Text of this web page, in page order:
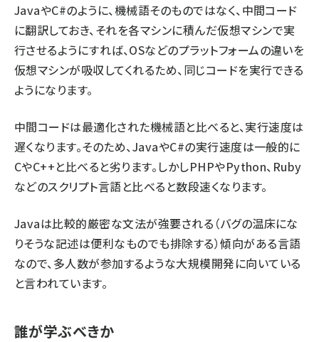
JavaやC#のように、機械語そのものではなく、中間コード
に翻訳しておき、それを各マシンに積んだ仮想マシンで実
行させるようにすれば、OSなどのプラットフォームの違いを
仮想マシンが吸収してくれるため、同じコードを実行できる
ようになります。
中間コードは最適化された機械語と比べると、実行速度は
遅くなります。そのため、JavaやC#の実行速度は一般的に
CやC++と比べると劣ります。しかしPHPやPython、Ruby
などのスクリプト言語と比べると数段速くなります。
Javaは比較的厳密な文法が強要される（バグの温床にな
りそうな記述は便利なものでも排除する）傾向がある言語
なので、多人数が参加するような大規模開発に向いている
と言われています。
誰が学ぶべきか